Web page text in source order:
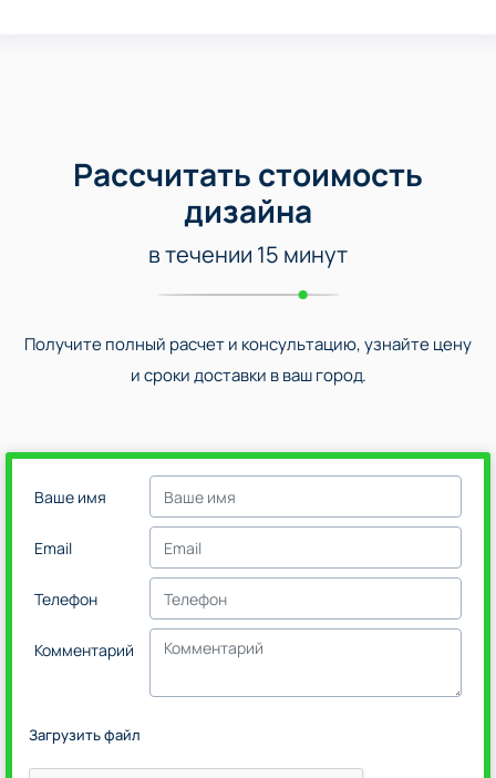
Рассчитать стоимость
дизайна
в течении 15 минут
Получите полный расчет и консультацию, узнайте цену
и сроки доставки в ваш город.
Ваше имя
Email
Телефон
Комментарий
Загрузить файл